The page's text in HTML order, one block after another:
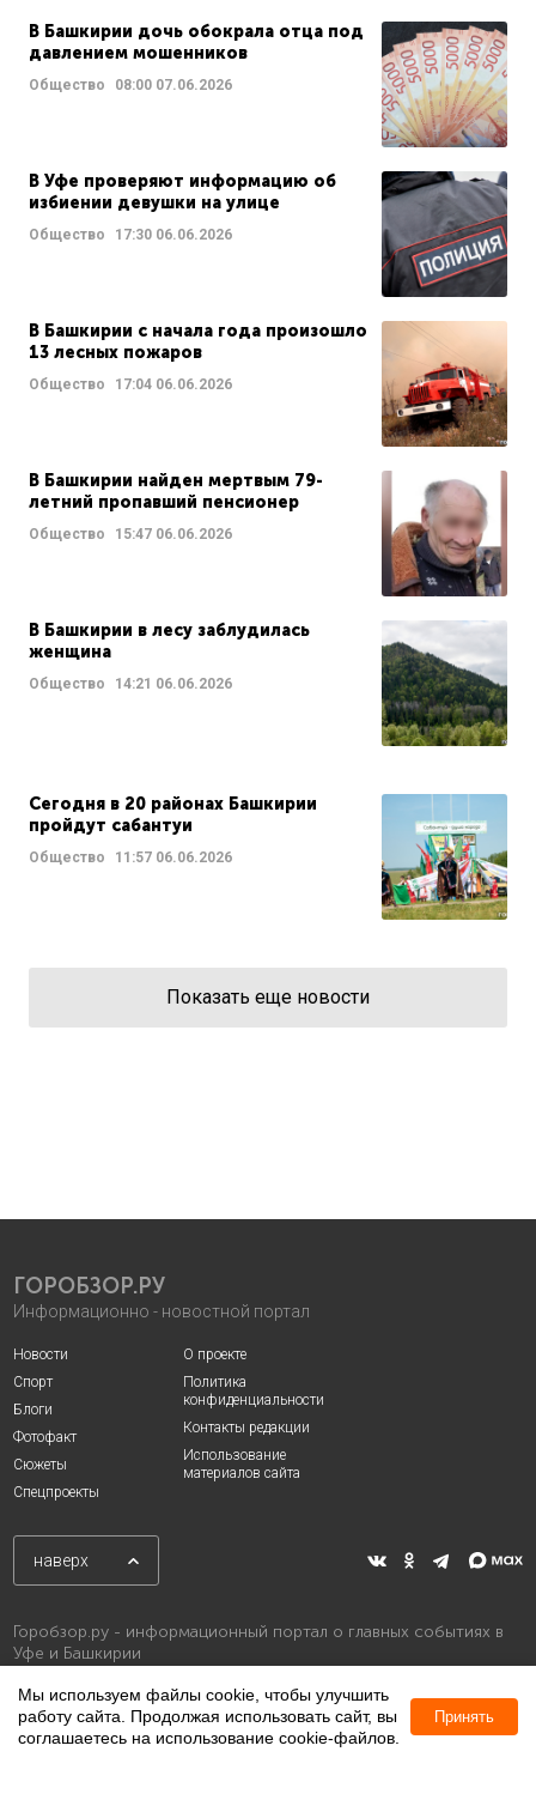
В Башкирии дочь обокрала отца под
давлением мошенников
Общество 08:00 07.06.2026
В Уфе проверяют информацию об
избиении девушки на улице
Общество 17:30 06.06.2026
В Башкирии с начала года произошло
13 лесных пожаров
Общество 17:04 06.06.2026
В Башкирии найден мертвым 79-
летний пропавший пенсионер
Общество 15:47 06.06.2026
В Башкирии в лесу заблудилась
женщина
Общество 14:21 06.06.2026
Сегодня в 20 районах Башкирии
пройдут сабантуи
Общество 11:57 06.06.2026
Показать еще новости
ГОРОБЗОР.РУ
Информационно - новостной портал
Новости
Спорт
Блоги
Фотофакт
Сюжеты
Спецпроекты
О проекте
Политика
конфиденциальности
Контакты редакции
Использование
материалов сайта
наверх
Горобзор.ру - информационный портал о главных событиях в
Уфе и Башкирии
Мы используем файлы cookie, чтобы улучшить
работу сайта. Продолжая использовать сайт, вы
соглашаетесь на использование cookie-файлов.
Принять